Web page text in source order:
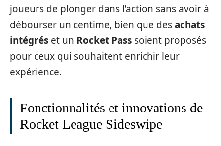
joueurs de plonger dans l’action sans avoir à
débourser un centime, bien que desachats
intégrés et un Rocket Pass soient proposés
pour ceux qui souhaitent enrichir leur
expérience.
Fonctionnalités et innovations de
Rocket League Sideswipe